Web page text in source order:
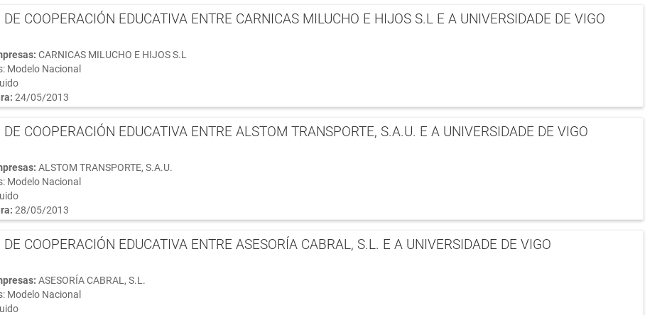
DE COOPERACIÓN EDUCATIVA ENTRE CARNICAS MILUCHO E HIJOS S.L E A UNIVERSIDADE DE VIGO
CARNICAS MILUCHO E HIJOS S.L
Modelo Nacional
24/05/2013
DE COOPERACIÓN EDUCATIVA ENTRE ALSTOM TRANSPORTE, S.A.U. E A UNIVERSIDADE DE VIGO
ALSTOM TRANSPORTE, S.A.U.
Modelo Nacional
28/05/2013
COOPERACIÓN EDUCATIVA ENTRE ASESORÍA CABRAL, S.L. E A UNIVERSIDADE DE VIGO
ASESORÍA CABRAL, S.L.
Modelo Nacional